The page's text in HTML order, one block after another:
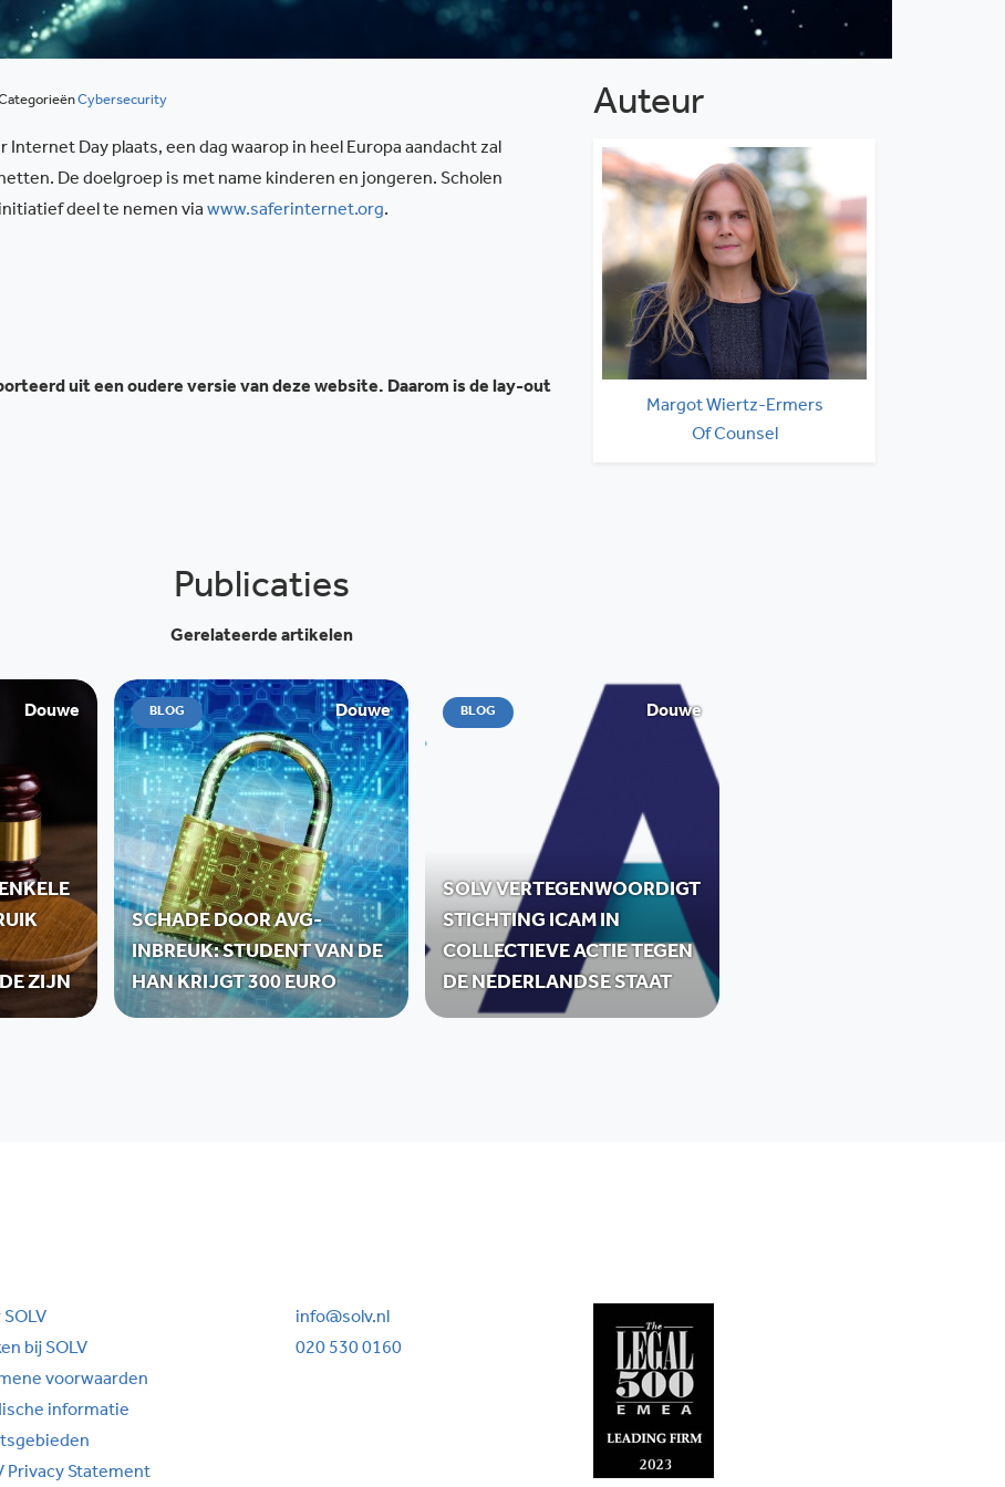
Cybersecurity
Internet Day plaats, een dag waarop in heel Europa aandacht zal
De doelgroep is met name kinderen en jongeren. Scholen
deel te nemen via www.saferinternet.org.
uit een oudere versie van deze website. Daarom is de lay-out
Auteur
Margot Wiertz-Ermers
Of Counsel
Publicaties
Gerelateerde artikelen
Douwe
ZIJN
BLOG Douwe
SCHADE DOOR AVG-
INBREUK: STUDENT VAN DE
HAN KRIJGT 300 EURO
BLOG Douwe
SOLV VERTEGENWOORDIGT
STICHTING ICAM IN
COLLECTIEVE ACTIE TEGEN
DE NEDERLANDSE STAAT
bij SOLV
voorwaarden
informatie
Privacy Statement
info@solv.nl
020 530 0160